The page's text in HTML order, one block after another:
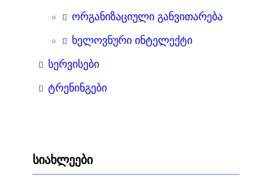
ორგანიზაციული განვითარება
ხელოვნური ინტელექტი
სერვისები
ტრენინგები
სიახლეები